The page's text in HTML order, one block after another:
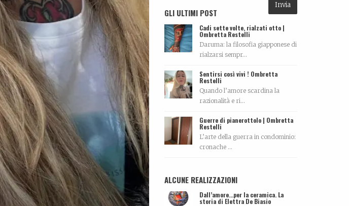
GLI ULTIMI POST
Cadi sette volte, rialzati otto |
Ombretta Restelli
Daruma: la filosofia giapponese di
rialzarsi sempr...
Sentirsi così vivi ! Ombretta
Restelli
Quando l’amore scardina la
razionalità e ri...
Guerre di pianerottolo | Ombretta
Restelli
L’arte della guerra in condominio:
cronache ...
ALCUNE REALIZZAZIONI
Dall’amore…per la ceramica. La
storia di Elettra De Biasio